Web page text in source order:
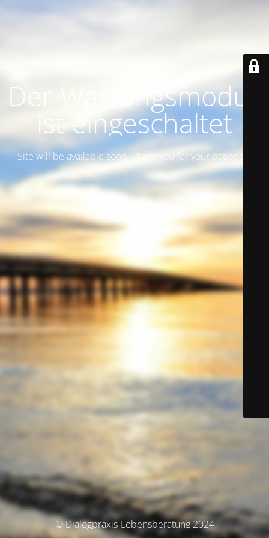
Der Wartungsmodus
ist eingeschaltet
Site will be available soon. Thank you for your patience!
© Dialogpraxis-Lebensberatung 2024